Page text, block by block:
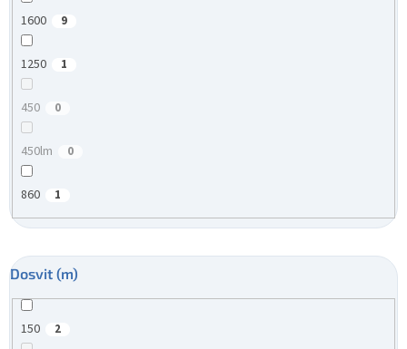
1600 9
1250 1
450 0
450lm 0
860 1
Dosvit (m)
150 2